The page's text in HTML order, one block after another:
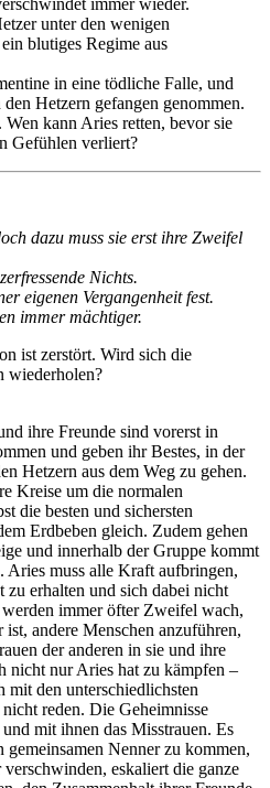
unter den wenigen
blutiges Regime aus
in eine tödliche Falle, und
Hetzern gefangen genommen.
kann Aries retten, bevor sie
Gefühlen verliert?
dazu muss sie erst ihre Zweifel
Nichts.
eigenen Vergangenheit fest.
immer mächtiger.
ist zerstört. Wird sich die
wiederholen?
ihre Freunde sind vorerst in
und geben ihr Bestes, in der
Hetzern aus dem Weg zu gehen.
Kreise um die normalen
die besten und sichersten
Erdbeben gleich. Zudem gehen
und innerhalb der Gruppe kommt
Aries muss alle Kraft aufbringen,
zu erhalten und sich dabei nicht
immer öfter Zweifel wach,
andere Menschen anzuführen,
der anderen in sie und ihre
nicht nur Aries hat zu kämpfen –
mit den unterschiedlichsten
reden. Die Geheimnisse
mit ihnen das Misstrauen. Es
Nenner zu kommen,
eskaliert die ganze